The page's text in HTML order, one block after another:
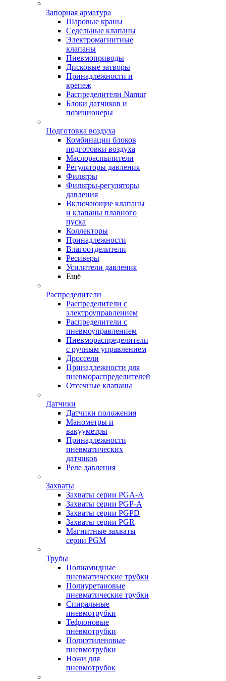
Запорная арматура
Шаровые краны
Седельные клапаны
Электромагнитные
клапаны
Пневмоприводы
Дисковые затворы
Принадлежности и
крепеж
Распределители Namur
Блоки датчиков и
позиционеры
Подготовка воздуха
Комбинации блоков
подготовки воздуха
Маслораспылители
Регуляторы давления
Фильтры
Фильтры-регуляторы
давления
Включающие клапаны
и клапаны плавного
пуска
Коллекторы
Принадлежности
Влагоотделители
Ресиверы
Усилители давления
Ещё
Распределители
Распределители с
электроуправлением
Распределители с
пневмоуправлением
Пневмораспределители
с ручным управлением
Дроссели
Принадлежности для
пневмораспределителей
Отсечные клапаны
Датчики
Датчики положения
Манометры и
вакууметры
Принадлежности
пневматических
датчиков
Реле давления
Захваты
Захваты серии PGA-A
Захваты серии PGP-A
Захваты серии PGPD
Захваты серии PGR
Магнитные захваты
серии PGM
Трубы
Полиамидные
пневматические трубки
Полиуретановые
пневматические трубки
Спиральные
пневмотрубки
Тефлоновые
пневмотрубки
Полиэтиленовые
пневмотрубки
Ножи для
пневмотрубок